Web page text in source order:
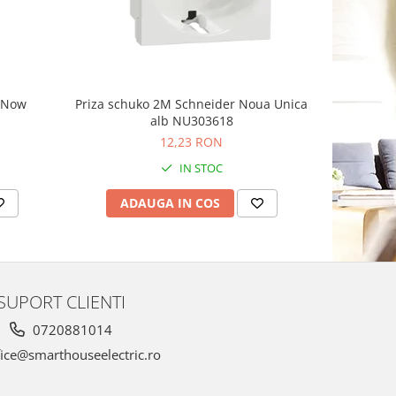
Priza schuko 2M Schneider Noua Unica
alb NU303618
12,23 RON
IN STOC
ADAUGA IN COS
Priza
CLIENTI
0720881014